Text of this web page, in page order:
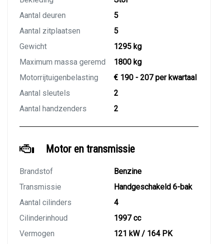
Aantal deuren
5
Aantal zitplaatsen
5
Gewicht
1295 kg
Maximum massa geremd
1800 kg
Motorrijtuigenbelasting
€ 190 - 207 per kwartaal
Aantal sleutels
2
Aantal handzenders
2
Motor en transmissie
Brandstof
Benzine
Transmissie
Handgeschakeld 6-bak
Aantal cilinders
4
Cilinderinhoud
1997 cc
Vermogen
121 kW / 164 PK